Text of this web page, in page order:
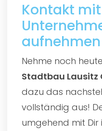
Kontakt
aufnehmen
Nehme noch
Stadtbau Lausitz
dazu das
vollständig aus!
umgehend mit Dir